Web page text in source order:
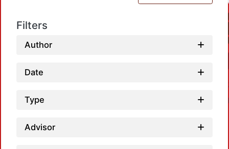
Filters
Author
Date
Type
Advisor